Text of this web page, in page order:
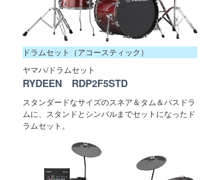
ドラムセット（アコースティック）
ヤマハ/ドラムセット
RYDEEN RDP2F5STD
スタンダードなサイズのスネア＆タム＆バスドラ
ムに、スタンドとシンバルまでセットになったド
ラムセット。